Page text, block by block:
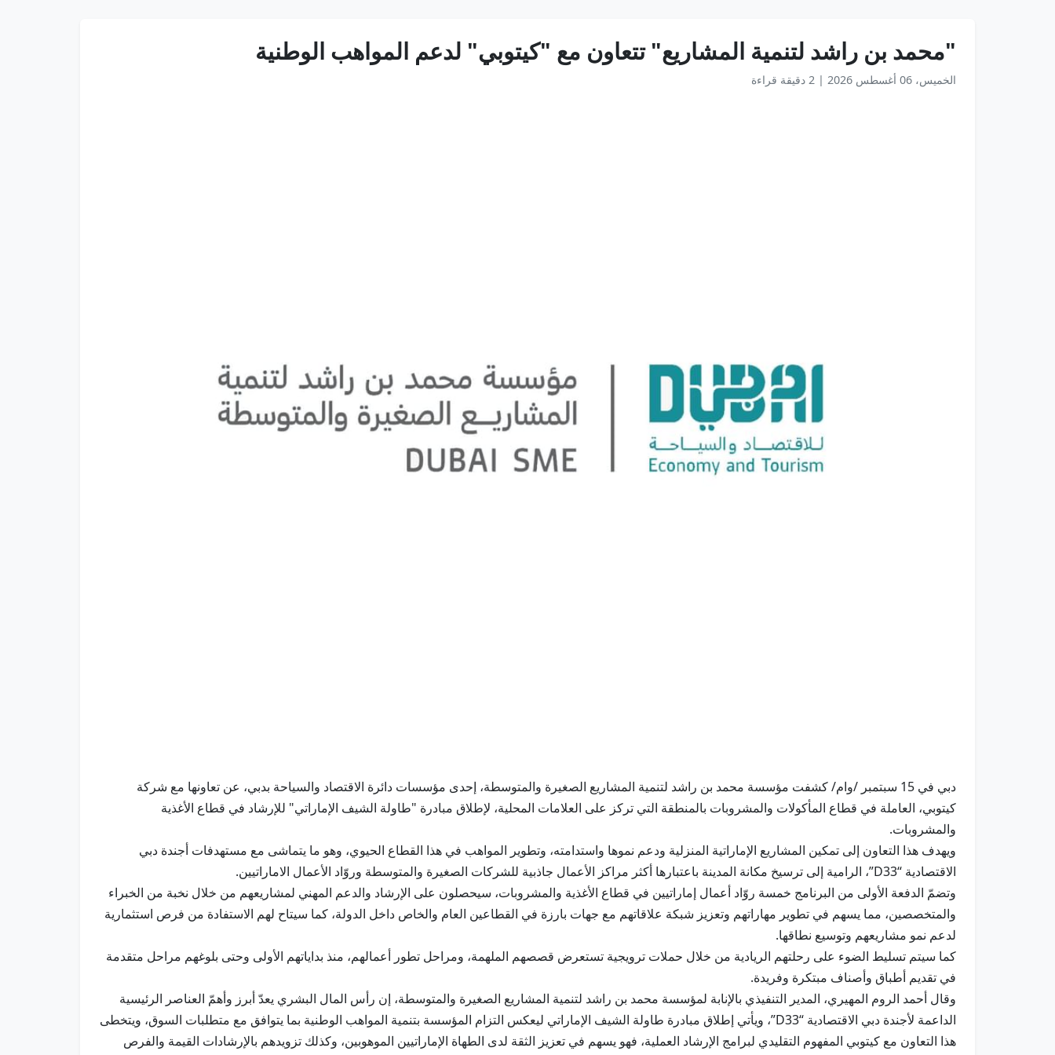
"محمد بن راشد لتنمية المشاريع" تتعاون مع "كيتوبي" لدعم المواهب الوطنية
الخميس، 06 أغسطس 2026 | 2 دقيقة قراءة
دبي في 15 سبتمبر /وام/ كشفت مؤسسة محمد بن راشد لتنمية المشاريع الصغيرة والمتوسطة، إحدى مؤسسات دائرة الاقتصاد والسياحة بدبي، عن تعاونها مع شركة
كيتوبي، العاملة في قطاع المأكولات والمشروبات بالمنطقة التي تركز على العلامات المحلية، لإطلاق مبادرة "طاولة الشيف الإماراتي" للإرشاد في قطاع الأغذية
والمشروبات.
ويهدف هذا التعاون إلى تمكين المشاريع الإماراتية المنزلية ودعم نموها واستدامته، وتطوير المواهب في هذا القطاع الحيوي، وهو ما يتماشى مع مستهدفات أجندة دبي
الاقتصادية “D33”، الرامية إلى ترسيخ مكانة المدينة باعتبارها أكثر مراكز الأعمال جاذبية للشركات الصغيرة والمتوسطة وروّاد الأعمال الاماراتيين.
وتضمّ الدفعة الأولى من البرنامج خمسة روّاد أعمال إماراتيين في قطاع الأغذية والمشروبات، سيحصلون على الإرشاد والدعم المهني لمشاريعهم من خلال نخبة من الخبراء
والمتخصصين، مما يسهم في تطوير مهاراتهم وتعزيز شبكة علاقاتهم مع جهات بارزة في القطاعين العام والخاص داخل الدولة، كما سيتاح لهم الاستفادة من فرص استثمارية
لدعم نمو مشاريعهم وتوسيع نطاقها.
كما سيتم تسليط الضوء على رحلتهم الريادية من خلال حملات ترويجية تستعرض قصصهم الملهمة، ومراحل تطور أعمالهم، منذ بداياتهم الأولى وحتى بلوغهم مراحل متقدمة
في تقديم أطباق وأصناف مبتكرة وفريدة.
وقال أحمد الروم المهيري، المدير التنفيذي بالإنابة لمؤسسة محمد بن راشد لتنمية المشاريع الصغيرة والمتوسطة، إن رأس المال البشري يعدّ أبرز وأهمّ العناصر الرئيسية
الداعمة لأجندة دبي الاقتصادية “D33”، ويأتي إطلاق مبادرة طاولة الشيف الإماراتي ليعكس التزام المؤسسة بتنمية المواهب الوطنية بما يتوافق مع متطلبات السوق، ويتخطى
هذا التعاون مع كيتوبي المفهوم التقليدي لبرامج الإرشاد العملية، فهو يسهم في تعزيز الثقة لدى الطهاة الإماراتيين الموهوبين، وكذلك تزويدهم بالإرشادات القيمة والفرص